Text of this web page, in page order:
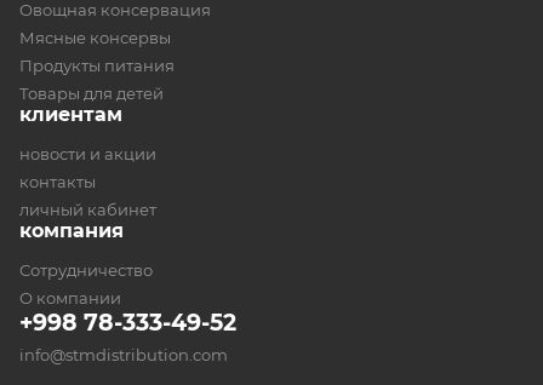
+998 78-333-49-52
info@stmdistribution.com
Овощная консервация
Мясные консервы
Продукты питания
Товары для детей
клиентам
новости и акции
контакты
личный кабинет
компания
Сотрудничество
О компании